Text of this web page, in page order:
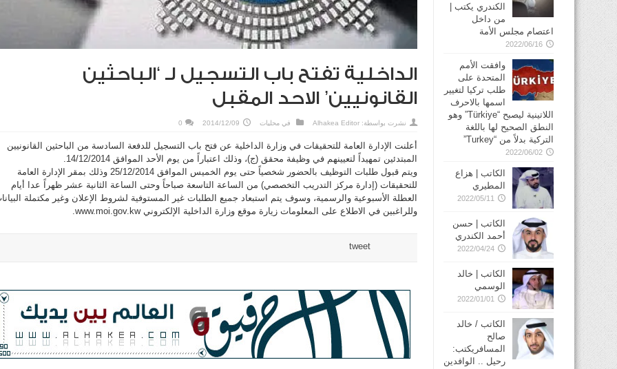
الداخلية تفتح باب التسجيل لـ ‘الباحثين
القانونيين’ الاحد المقبل
نشرت بواسطة: Alhakea Editor في محليات 2014/12/09
0
أعلنت الإدارة العامة للتحقيقات في وزارة الداخلية عن فتح باب التسجيل للدفعة السادسة من الباحثين القانونيين
المبتدئين تمهيداً لتعيينهم في وظيفة محقق (ج)، وذلك اعتباراً من يوم الأحد الموافق 14/12/2014.
ويتم قبول طلبات التوظيف بالحضور شخصياً حتى يوم الخميس الموافق 25/12/2014 وذلك بمقر الإدارة العامة
للتحقيقات (إدارة مركز التدريب التخصصي) من الساعة التاسعة صباحاً وحتى الساعة الثانية عشر ظهراً عدا أيام
العطلة الأسبوعية والرسمية، وسوف يتم استبعاد جميع الطلبات غير المستوفية لشروط الإعلان وغير مكتملة
وللراغبين في الاطلاع على المعلومات زيارة موقع وزارة الداخلية الإلكتروني www.moi.gov.kw.
tweet
الكندري يكتب |
من داخل
اعتصام مجلس الأمة
2022/06/16
وافقت الأمم
المتحدة على
طلب تركيا لتغيير
اسمها بالاحرف
اللاتينية ليصبح “Türkiye” وهو
النطق الصحيح لها باللغة
التركية بدلاً من “Turkey”
2022/06/02
الكاتب | هزاع
المطيري
2022/05/11
الكاتب | حسن
أحمد الكندري
2022/04/24
الكاتب | خالد
الوسمي
2022/01/01
الكاتب / خالد
صالح
المسافريكتب:
رحيل .. الوافدين